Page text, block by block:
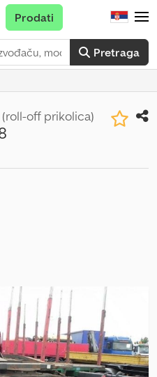
Pretraga
Prodati
off prikolica)